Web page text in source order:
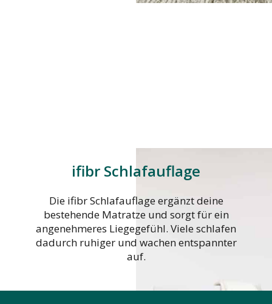
ifibr Schlafauflage
Die ifibr Schlafauflage ergänzt deine
bestehende Matratze und sorgt für ein
angenehmeres Liegegefühl. Viele schlafen
dadurch ruhiger und wachen entspannter
auf.